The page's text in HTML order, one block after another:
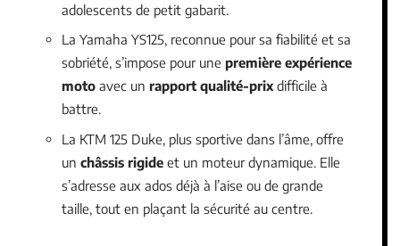
adolescents de petit gabarit.
La Yamaha YS125, reconnue pour sa fiabilité et sa
sobriété, s’impose pour une première expérience
moto avec un rapport qualité-prix difficile à
battre.
La KTM 125 Duke, plus sportive dans l’âme, offre
un châssis rigide et un moteur dynamique. Elle
s’adresse aux ados déjà à l’aise ou de grande
taille, tout en plaçant la sécurité au centre.